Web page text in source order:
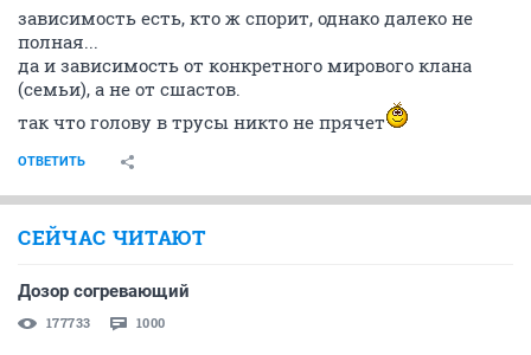
зависимость есть, кто ж спорит, однако далеко не
полная...
да и зависимость от конкретного мирового клана
(семьи), а не от сшастов.
так что голову в трусы никто не прячет
ОТВЕТИТЬ
СЕЙЧАС ЧИТАЮТ
Дозор согревающий
177733 1000